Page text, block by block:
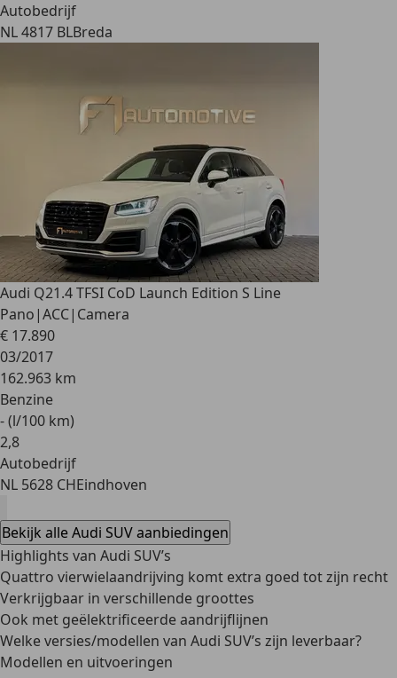
Autobedrijf
NL 4817 BLBreda
Audi Q21.4 TFSI CoD Launch Edition S Line
Pano|ACC|Camera
€ 17.890
03/2017
162.963 km
Benzine
- (l/100 km)
2,8
Autobedrijf
NL 5628 CHEindhoven
Bekijk alle Audi SUV aanbiedingen
Highlights van Audi SUV’s
Quattro vierwielaandrijving komt extra goed tot zijn recht
Verkrijgbaar in verschillende groottes
Ook met geëlektrificeerde aandrijflijnen
Welke versies/modellen van Audi SUV’s zijn leverbaar?
Modellen en uitvoeringen